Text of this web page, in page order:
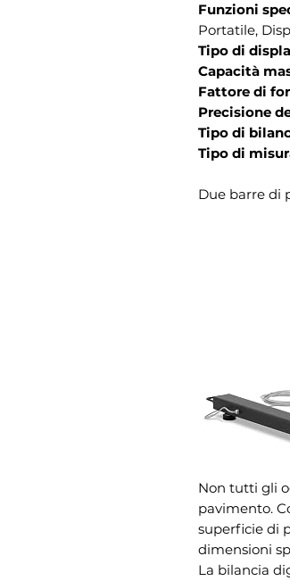
Funzioni
Portatile,
Tipo di
Capacità
Fattore di
Precisione
Tipo di
Tipo di
Due barre di
Non tutti gli
pavimento.
superficie di
dimensioni
La bilancia